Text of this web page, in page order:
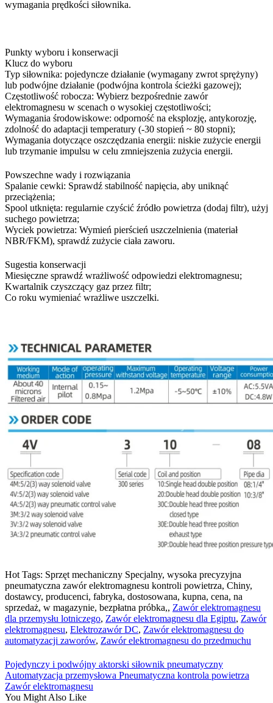
wymagania prędkości siłownika.
Punkty wyboru i konserwacji
Klucz do wyboru
Typ siłownika: pojedyncze działanie (wymagany zwrot sprężyny)
lub podwójne działanie (podwójna kontrola ścieżki gazowej);
Częstotliwość robocza: Wybierz bezpośrednie zawór
elektromagnesu w scenach o wysokiej częstotliwości;
Wymagania środowiskowe: odporność na eksplozję, antykorozję,
zdolność do adaptacji temperatury (-30 stopień ~ 80 stopni);
Wymagania dotyczące oszczędzania energii: niskie zużycie energii
lub trzymanie impulsu w celu zmniejszenia zużycia energii.
Powszechne wady i rozwiązania
Spalanie cewki: Sprawdź stabilność napięcia, aby uniknąć
przeciążenia;
Spool utknięta: regularnie czyścić źródło powietrza (dodaj filtr), użyj
suchego powietrza;
Wyciek powietrza: Wymień pierścień uszczelnienia (materiał
NBR/FKM), sprawdź zużycie ciała zaworu.
Sugestia konserwacji
Miesięczne sprawdź wrażliwość odpowiedzi elektromagnesu;
Kwartalnik czyszczący gaz przez filtr;
Co roku wymieniać wrażliwe uszczelki.
Hot Tags: Sprzęt mechaniczny Specjalny, wysoka precyzyjna
pneumatyczna zawór elektromagnesu kontroli powietrza, Chiny,
dostawcy, producenci, fabryka, dostosowana, kupna, cena, na
sprzedaż, w magazynie, bezpłatna próbka,, Zawór elektromagnesu
dla przemysłu lotniczego, Zawór elektromagnesu dla Egiptu, Zawór
elektromagnesu, Elektrozawór DC, Zawór elektromagnesu do
automatyzacji zaworów, Zawór elektromagnesu do przedmuchu
Pojedynczy i podwójny aktorski siłownik pneumatyczny
Automatyzacja przemysłowa Pneumatyczna kontrola powietrza
Zawór elektromagnesu
You Might Also Like